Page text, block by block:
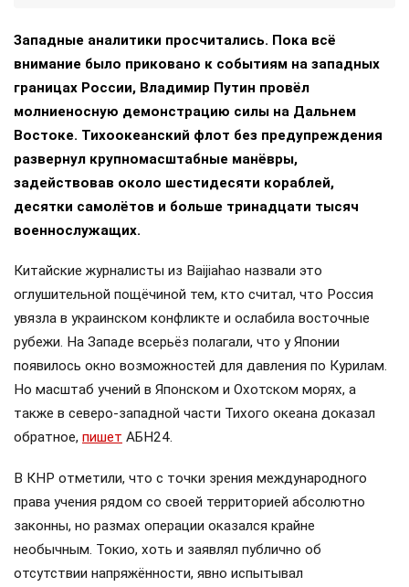
Западные аналитики просчитались. Пока всё
внимание было приковано к событиям на западных
границах России, Владимир Путин провёл
молниеносную демонстрацию силы на Дальнем
Востоке. Тихоокеанский флот без предупреждения
развернул крупномасштабные манёвры,
задействовав около шестидесяти кораблей,
десятки самолётов и больше тринадцати тысяч
военнослужащих.
Китайские журналисты из Baijiahao назвали это
оглушительной пощёчиной тем, кто считал, что Россия
увязла в украинском конфликте и ослабила восточные
рубежи. На Западе всерьёз полагали, что у Японии
появилось окно возможностей для давления по Курилам.
Но масштаб учений в Японском и Охотском морях, а
также в северо-западной части Тихого океана доказал
обратное, пишет АБН24.
В КНР отметили, что с точки зрения международного
права учения рядом со своей территорией абсолютно
законны, но размах операции оказался крайне
необычным. Токио, хоть и заявлял публично об
отсутствии напряжённости, явно испытывал